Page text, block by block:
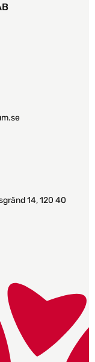
14, 120 40